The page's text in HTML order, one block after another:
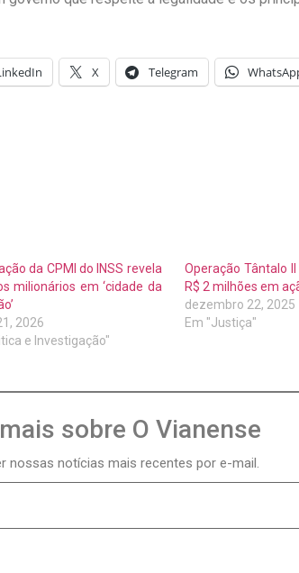
X Telegram
da CPMI do INSS revela
milionários em ‘cidade da
2026
e Investigação"
Operação Tântalo
R$ 2 milhões em
dezembro 22, 2025
Em "Justiça"
sobre O Vianense
nossas notícias mais recentes por e-mail.